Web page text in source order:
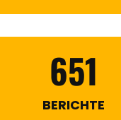
651
BERICHTE